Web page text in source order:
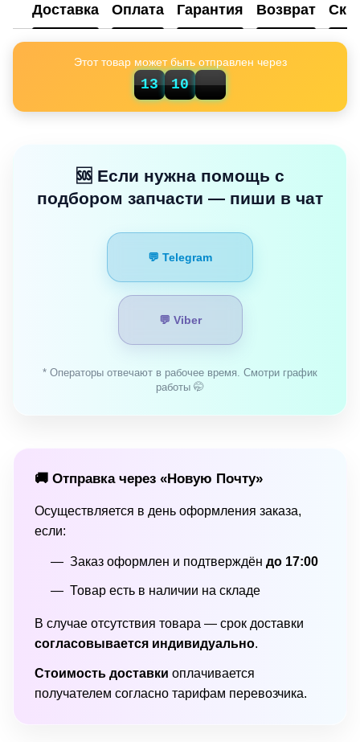
Доставка Оплата Гарантия Возврат
Этот товар может быть отправлен через
13 10 12
🆘 Если нужна помощь с
подбором запчасти — пиши в чат
💬 Telegram
💬 Viber
* Операторы отвечают в рабочее время. Смотри график
работы 🤭
🚚 Отправка через «Новую Почту»
Осуществляется в день оформления заказа,
если:
Заказ оформлен и подтверждён до 17:00
Товар есть в наличии на складе
В случае отсутствия товара — срок доставки
согласовывается индивидуально.
Стоимость доставки оплачивается
получателем согласно тарифам перевозчика.